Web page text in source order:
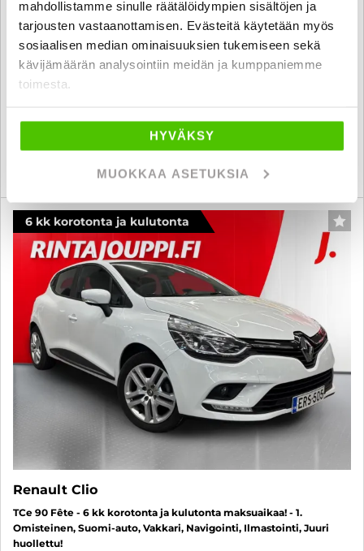
mahdollistamme sinulle räätälöidympien sisältöjen ja
tarjousten vastaanottamisen. Evästeitä käytetään myös
sosiaalisen median ominaisuuksien tukemiseen sekä
kävijämäärän analysointiin meidän ja kumppaniemme
toimesta.
HYVÄKSY
MUOKKAA ASETUKSIA
maksuaikaa! - Hyväkuntoinen ja hyvin huollettu Mondeo!
Huollettu 03/26, Kahdet renkaat vanteineen, Ilmastointi(testattu ja
toimiva), Lämmitettävä tuulilasi, Vetokoukku
2008 , Manuaali, Diesel, 345 000 km
3 480 €
alk. 69 € / kk
KATSO TIEDOT WHATSAPP
6 kk korotonta ja kulutonta
Renault Clio
TCe 90 Fête - 6 kk korotonta ja kulutonta maksuaikaa! - 1.
Omisteinen, Suomi-auto, Vakkari, Navigointi, Ilmastointi, Juuri
huollettu!